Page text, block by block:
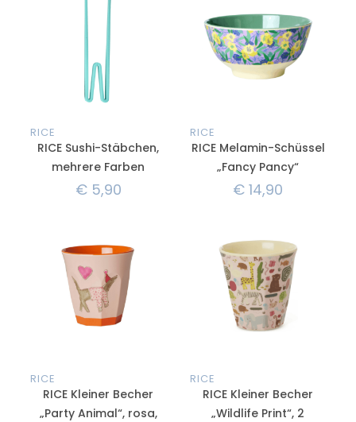
RICE
RICE Sushi-Stäbchen,
mehrere Farben
€5,90
RICE
RICE Melamin-Schüssel
„Fancy Pancy“
€ 14,90
RICE
RICE Kleiner Becher
„Party Animal“, rosa,
RICE
RICE Kleiner Becher
„Wildlife Print“, 2